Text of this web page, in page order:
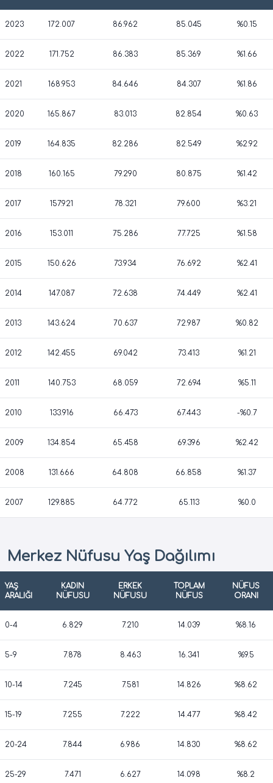
2023 172.007 86.962 85.045 %0.15
2022 171.752 86.383 85.369 %1.66
2021 168.953 84.646 84.307 %1.86
2020 165.867 83.013 82.854 %0.63
2019 164.835 82.286 82.549 %2.92
2018 160.165 79.290 80.875 %1.42
2017 157.921 78.321 79.600 %3.21
2016 153.011 75.286 77.725 %1.58
2015 150.626 73.934 76.692 %2.41
2014 147.087 72.638 74.449 %2.41
2013 143.624 70.637 72.987 %0.82
2012 142.455 69.042 73.413 %1.21
2011 140.753 68.059 72.694 %5.11
2010 133.916 66.473 67.443 -%0.7
2009 134.854 65.458 69.396 %2.42
2008 131.666 64.808 66.858 %1.37
2007 129.885 64.772 65.113 %0.0
Merkez Nüfusu Yaş Dağılımı
YAŞ
ARALIĞI
KADIN
NÜFUSU
ERKEK
NÜFUSU
TOPLAM
NÜFUS
NÜFUS
ORANI
0-4 6.829 7.210 14.039 %8.16
5-9 7.878 8.463 16.341 %9.5
10-14 7.245 7.581 14.826 %8.62
15-19 7.255 7.222 14.477 %8.42
20-24 7.844 6.986 14.830 %8.62
25-29 7.471 6.627 14.098 %8.2